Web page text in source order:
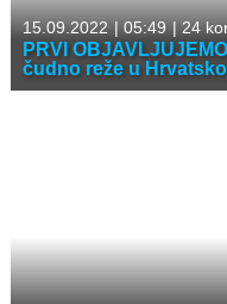
15.09.2022 |05:49 |24
PRVI
čudno reže u